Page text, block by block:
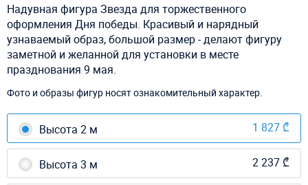
Надувная фигура Звезда для торжественного
оформления Дня победы. Красивый и нарядный
узнаваемый образ, большой размер - делают фигуру
заметной и желанной для установки в месте
празднования 9 мая.
Фото и образы фигур носят ознакомительный характер.
Высота 2 м 1 827 ₾
Высота 3 м 2 237 ₾